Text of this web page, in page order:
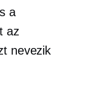
a
az
nevezik